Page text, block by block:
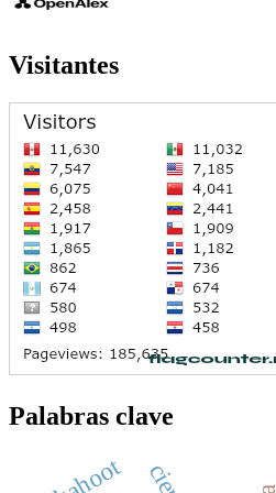
Visitantes
Palabras clave